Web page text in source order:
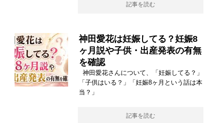
記事を読む
神田愛花は妊娠してる？妊娠8
ヶ月説や子供・出産発表の有無
を確認
神田愛花さんについて、「妊娠してる？」
「子供はいる？」「妊娠8ヶ月という話は本
当？」
記事を読む